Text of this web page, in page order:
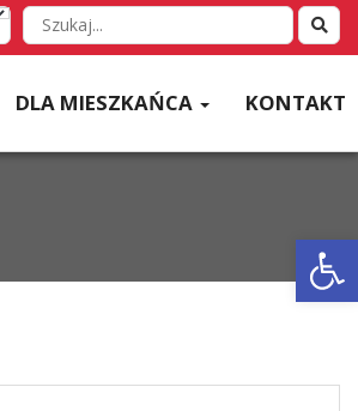
Wyszukaj
w
DLA MIESZKAŃCA KONTAKT